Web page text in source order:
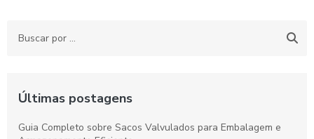
Últimas postagens
Guia Completo sobre Sacos Valvulados para Embalagem e